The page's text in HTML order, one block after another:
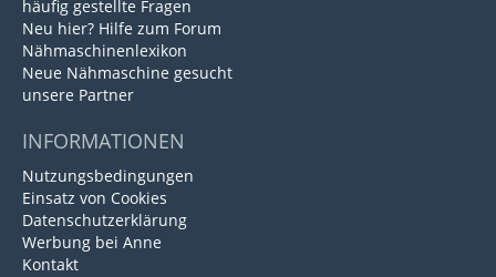
häufig gestellte Fragen
Neu hier? Hilfe zum Forum
Nähmaschinenlexikon
Neue Nähmaschine gesucht
unsere Partner
INFORMATIONEN
Nutzungsbedingungen
Einsatz von Cookies
Datenschutzerklärung
Werbung bei Anne
Kontakt